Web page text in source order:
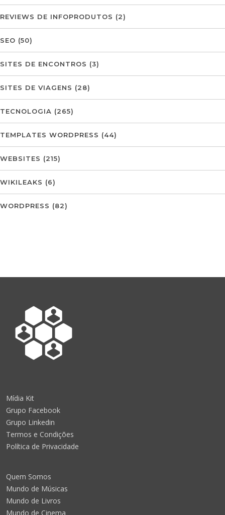
REVIEWS DE INFOPRODUTOS (2)
SEO (50)
SITES DE ENCONTROS (3)
SITES DE VIAGENS (28)
TECNOLOGIA (265)
TEMPLATES WORDPRESS (44)
WEBSITES (215)
WIKILEAKS (6)
WORDPRESS (82)
Mídia Kit
Grupo Facebook
Grupo Linkedin
Termos e Condições
Política de Privacidade
Quem Somos
Mundo de Músicas
Mundo de Livros
Mundo de Cinema